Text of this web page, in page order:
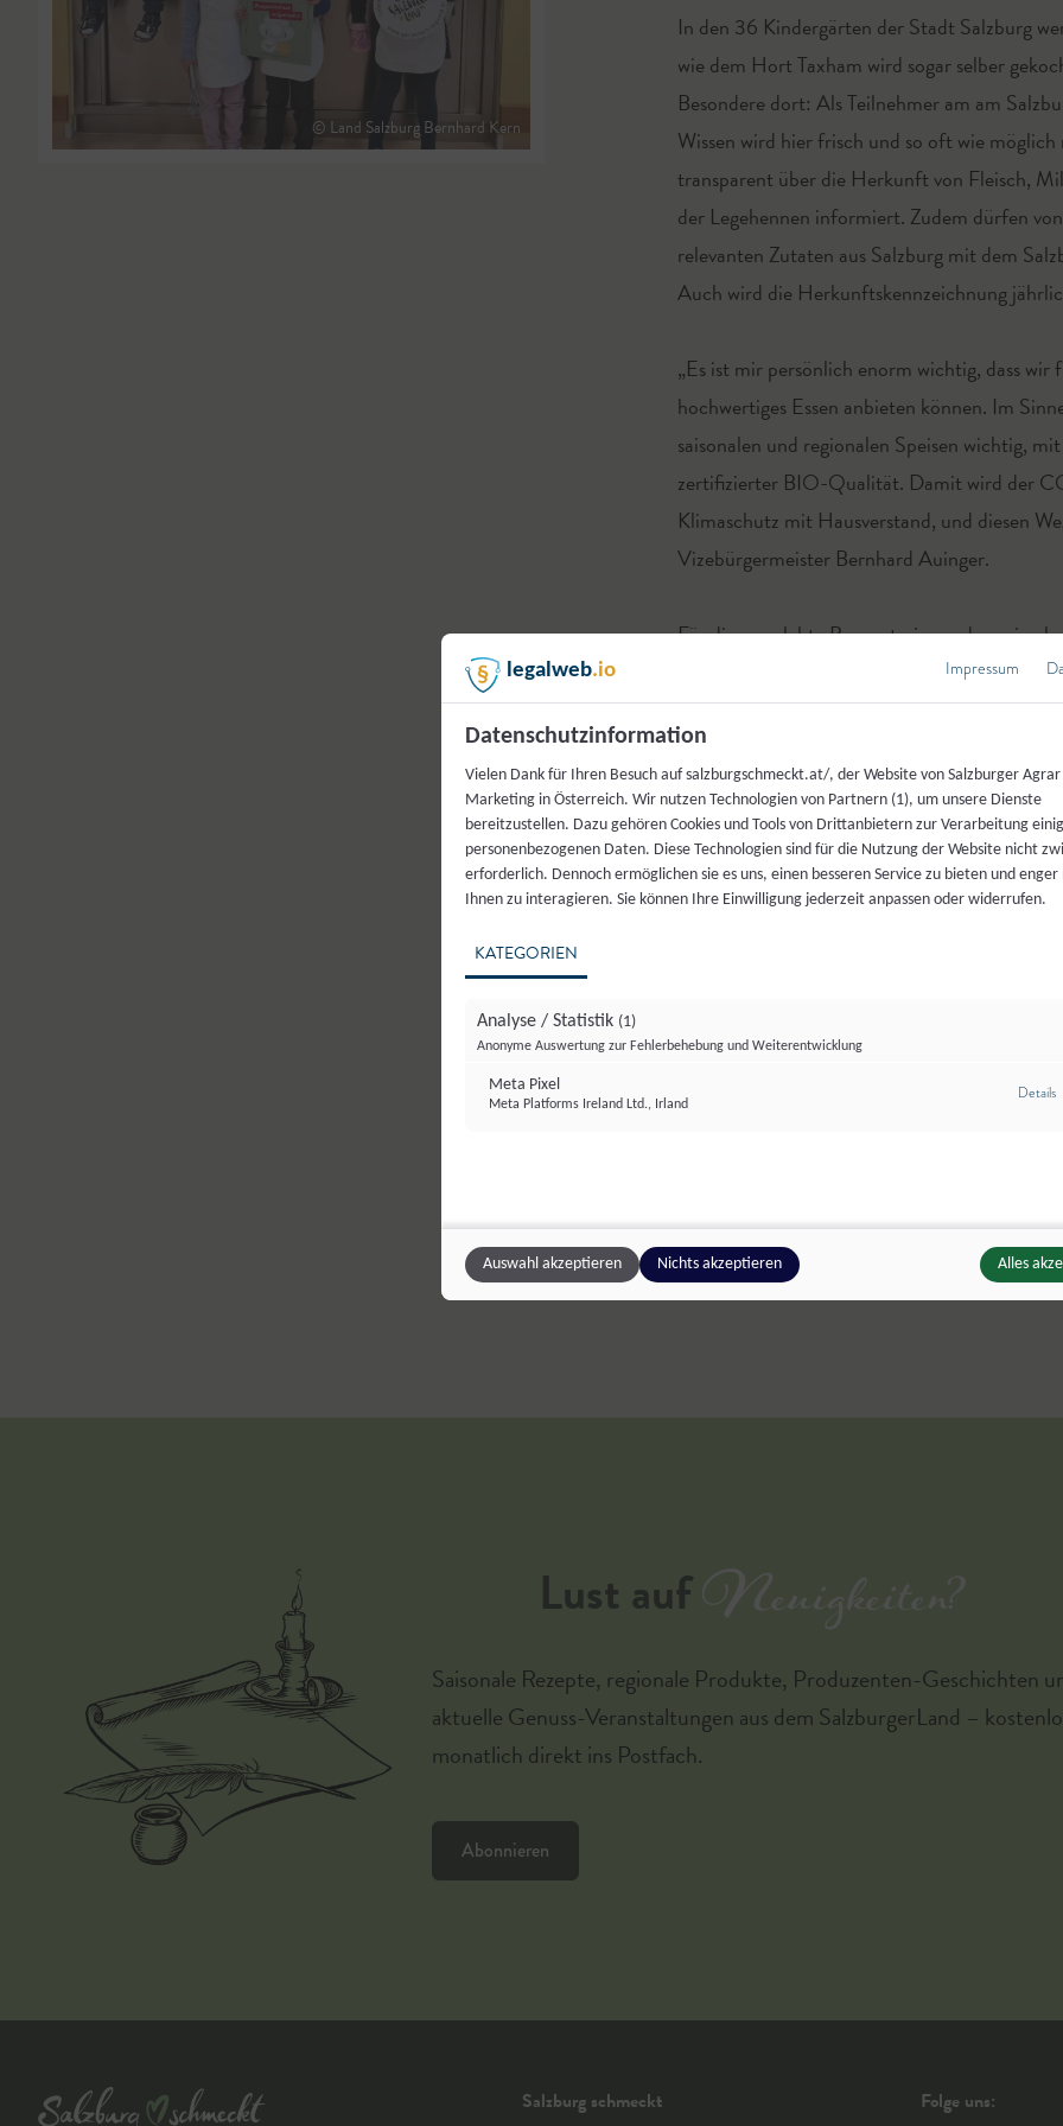
© Land Salzburg Bernhard Kern
In den 36 Kindergärten der Stadt Salzburg
wie dem Hort Taxham wird sogar selber
Besondere dort: Als Teilnehmer am am
Wissen wird hier frisch und so oft wie
transparent über die Herkunft von Fleisch,
der Legehennen informiert. Zudem dürfen
relevanten Zutaten aus Salzburg mit dem
Auch wird die Herkunftskennzeichnung
„Es ist mir persönlich enorm wichtig, dass
hochwertiges Essen anbieten können. Im
saisonalen und regionalen Speisen wichtig,
zertifizierter BIO-Qualität. Damit wird der
Klimaschutz mit Hausverstand, und diesen
Vizebürgermeister Bernhard Auinger.
Für dieses gelebte Bewusstsein rundum eine
vom Salzburger Agrar Marketing die
verliehen. Bild Tafelverleihung: Im Kreis der
Salzburgs Vizebürgermeister Bernhard
Kerstin Hager (hinten rechts).
Kontakt: Stadtgemeinde Salzburg MA 2/02
Wir bekochen im Rahmen von "Gut zu
Lust aufNeuigkeiten?
Saisonale Rezepte, regionale Produkte, Produzenten-Geschichten
aktuelle Genuss-Veranstaltungen aus dem SalzburgerLand –
monatlich direkt ins Postfach.
Abonnieren
Salzburg schmeckt
Folge uns:
legalweb.io Impressum
Datenschutzinformation
Vielen Dank für Ihren Besuch auf salzburgschmeckt.at/, der Website von Salzburger Agrar
Marketing in Österreich. Wir nutzen Technologien von Partnern (1), um unsere Dienste
bereitzustellen. Dazu gehören Cookies und Tools von Drittanbietern zur Verarbeitung
personenbezogenen Daten. Diese Technologien sind für die Nutzung der Website nicht
erforderlich. Dennoch ermöglichen sie es uns, einen besseren Service zu bieten und
Ihnen zu interagieren. Sie können Ihre Einwilligung jederzeit anpassen oder widerrufen.
KATEGORIEN
Analyse / Statistik (1)
Anonyme Auswertung zur Fehlerbehebung und Weiterentwicklung
Meta Pixel
Meta Platforms Ireland Ltd., Irland
Details
Auswahl akzeptieren Nichts akzeptieren Alles